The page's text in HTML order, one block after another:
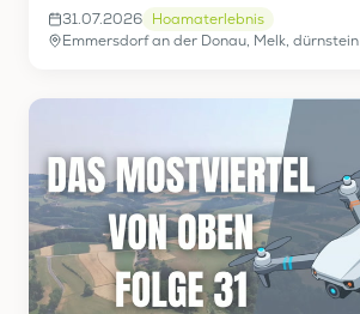
31.07.2026 Hoamaterlebnis
Emmersdorf an der Donau, Melk, dürnstein